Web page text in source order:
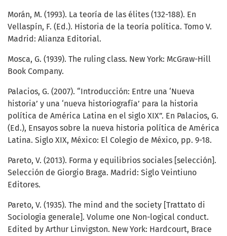
Morán, M. (1993). La teoría de las élites (132-188). En
Vellaspín, F. (Ed.). Historia de la teoría política. Tomo V.
Madrid: Alianza Editorial.
Mosca, G. (1939). The ruling class. New York: McGraw-Hill
Book Company.
Palacios, G. (2007). “Introducción: Entre una ‘Nueva
historia’ y una ‘nueva historiografía’ para la historia
política de América Latina en el siglo XIX”. En Palacios, G.
(Ed.), Ensayos sobre la nueva historia política de América
Latina. Siglo XIX, México: El Colegio de México, pp. 9-18.
Pareto, V. (2013). Forma y equilibrios sociales [selección].
Selección de Giorgio Braga. Madrid: Siglo Veintiuno
Editores.
Pareto, V. (1935). The mind and the society [Trattato di
Sociologia generale]. Volume one Non-logical conduct.
Edited by Arthur Linvigston. New York: Hardcourt, Brace